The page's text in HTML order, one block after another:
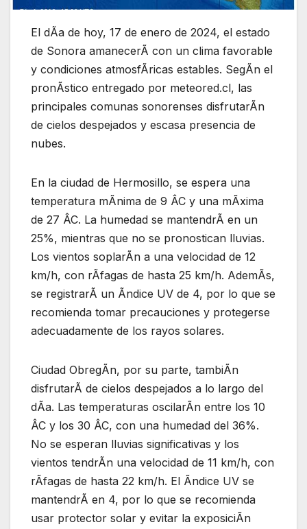
El dÃa de hoy, 17 de enero de 2024, el estado
de Sonora amanecerÃ con un clima favorable
y condiciones atmosfÃricas estables. SegÃn el
pronÃstico entregado por meteored.cl, las
principales comunas sonorenses disfrutarÃn
de cielos despejados y escasa presencia de
nubes.
En la ciudad de Hermosillo, se espera una
temperatura mÃnima de 9 ÂC y una mÃxima
de 27 ÂC. La humedad se mantendrÃ en un
25%, mientras que no se pronostican lluvias.
Los vientos soplarÃn a una velocidad de 12
km/h, con rÃfagas de hasta 25 km/h. AdemÃs,
se registrarÃ un Ãndice UV de 4, por lo que se
recomienda tomar precauciones y protegerse
adecuadamente de los rayos solares.
Ciudad ObregÃn, por su parte, tambiÃn
disfrutarÃ de cielos despejados a lo largo del
dÃa. Las temperaturas oscilarÃn entre los 10
ÂC y los 30 ÂC, con una humedad del 36%.
No se esperan lluvias significativas y los
vientos tendrÃn una velocidad de 11 km/h, con
rÃfagas de hasta 22 km/h. El Ãndice UV se
mantendrÃ en 4, por lo que se recomienda
usar protector solar y evitar la exposiciÃn